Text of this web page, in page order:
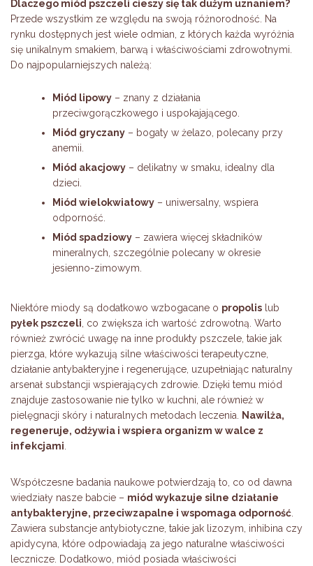
Dlaczego miód pszczeli cieszy się tak dużym uznaniem?
Przede wszystkim ze względu na swoją różnorodność. Na
rynku dostępnych jest wiele odmian, z których każda wyróżnia
się unikalnym smakiem, barwą i właściwościami zdrowotnymi.
Do najpopularniejszych należą:
Miód lipowy – znany z działania
przeciwgorączkowego i uspokajającego.
Miód gryczany – bogaty w żelazo, polecany przy
anemii.
Miód akacjowy – delikatny w smaku, idealny dla
dzieci.
Miód wielokwiatowy – uniwersalny, wspiera
odporność.
Miód spadziowy – zawiera więcej składników
mineralnych, szczególnie polecany w okresie
jesienno-zimowym.
Niektóre miody są dodatkowo wzbogacane o propolis lub
pyłek pszczeli, co zwiększa ich wartość zdrowotną. Warto
również zwrócić uwagę na inne produkty pszczele, takie jak
pierzga, które wykazują silne właściwości terapeutyczne,
działanie antybakteryjne i regenerujące, uzupełniając naturalny
arsenał substancji wspierających zdrowie. Dzięki temu miód
znajduje zastosowanie nie tylko w kuchni, ale również w
pielęgnacji skóry i naturalnych metodach leczenia. Nawilża,
regeneruje, odżywia i wspiera organizm w walce z
infekcjami.
Współczesne badania naukowe potwierdzają to, co od dawna
wiedziały nasze babcie – miód wykazuje silne działanie
antybakteryjne, przeciwzapalne i wspomaga odporność.
Zawiera substancje antybiotyczne, takie jak lizozym, inhibina czy
apidycyna, które odpowiadają za jego naturalne właściwości
lecznicze. Dodatkowo, miód posiada właściwości